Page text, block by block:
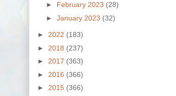
► February 2023 (28)
► January 2023 (32)
► 2022 (183)
► 2018 (237)
► 2017 (363)
► 2016 (366)
► 2015 (366)